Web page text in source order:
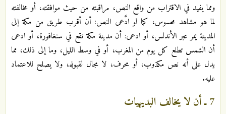
ومما يفيد في الاقتراب من واقع النص، مراقبته من حيث موافقته، أو مخالفته
لما هو مشاهد محسوس، كما لو ادَّعى النص: أن أقرب طريق من مكة إلى
المدينة يمر عبر الأندلس، أو ادعى: أن مدينة مكة تقع في سنغافورة، أو ادعى
أن الشمس تطلع كل يوم من المغرب، أو في وسط الليل، وما إلى ذلك، مما
يدل على أنه نص مكذوب، أو محرف، لا مجال لقبوله، ولا يصلح للاعتماد
عليه.
7 ـ أن لا يخالف البديهيات